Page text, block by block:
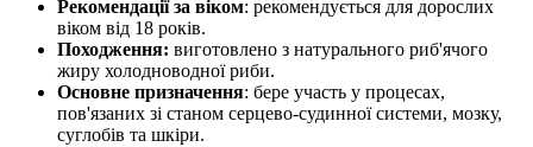
Рекомендації за віком: рекомендується для дорослих
віком від 18 років.
Походження: виготовлено з натурального риб'ячого
жиру холодноводної риби.
Основне призначення: бере участь у процесах,
пов'язаних зі станом серцево-судинної системи, мозку,
суглобів та шкіри.